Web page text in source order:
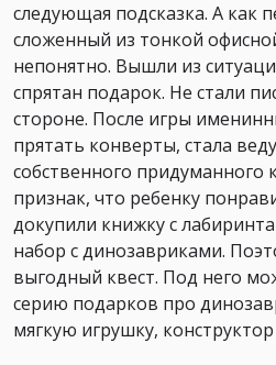
следующая подсказка. А как
сложенный из тонкой
непонятно. Вышли из
спрятан подарок. Не стали
стороне. После игры
прятать конверты, стала
собственного придуманного
признак, что ребенку
докупили книжку с
набор с динозавриками.
выгодный квест. Под него
серию подарков про
мягкую игрушку,